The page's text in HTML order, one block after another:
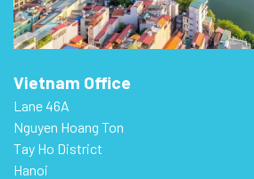
Vietnam Office
Lane 46A
Nguyen Hoang Ton
Tay Ho District
Hanoi